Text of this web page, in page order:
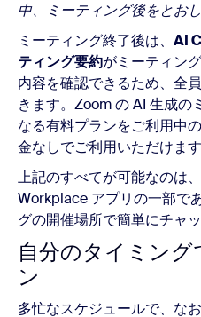
中、ミーティング後をとお
ミーティング終了後は、 AI
ティング要約がミーティン
内容を確認できるため、全
きます。Zoom の AI 生成の
なる有料プランをご利用中
金なしでご利用いただけます
上記のすべてが可能なのは
Workplace アプリの一部で
グの開催場所で簡単にチャ
自分のタイミン
ン
多忙なスケジュールで、な